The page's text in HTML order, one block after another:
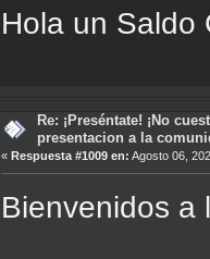
Hola un Saldo
Re: ¡Preséntate! ¡No
presentacion a la
« Respuesta #1009 en: Agosto 06,
Bienvenidos